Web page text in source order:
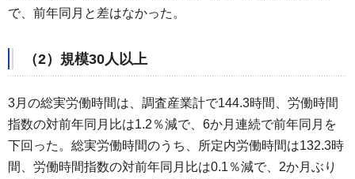
で、前年同月と差はなかった。
（2）規模30人以上
3月の総実労働時間は、調査産業計で144.3時間、労働時間
指数の対前年同月比は1.2％減で、6か月連続で前年同月を
下回った。総実労働時間のうち、所定内労働時間は132.3時
間、労働時間指数の対前年同月比は0.1％減で、2か月ぶり